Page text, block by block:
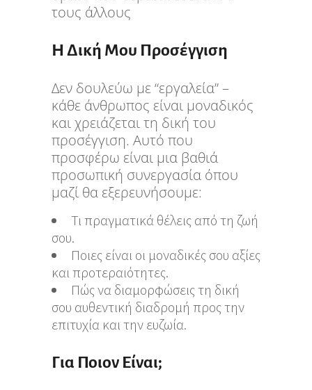
τους άλλους
Η Δική Μου Προσέγγιση
Δεν δουλεύω με “εργαλεία” –
κάθε άνθρωπος είναι μοναδικός
και χρειάζεται τη δική του
προσέγγιση. Αυτό που
προσφέρω είναι μια βαθιά
προσωπική συνεργασία όπου
μαζί θα εξερευνήσουμε:
Τι πραγματικά θέλεις από τη ζωή
σου.
Ποιες είναι οι μοναδικές σου αξίες
και προτεραιότητες.
Πώς να διαμορφώσεις τη δική
σου αυθεντική διαδρομή προς την
επιτυχία και την ευζωία.
Για Ποιον Είναι;